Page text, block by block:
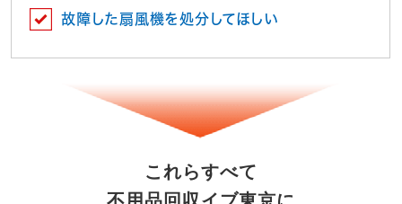
故障した扇風機を処分してほしい
これらすべて
不用品回収イブ東京に